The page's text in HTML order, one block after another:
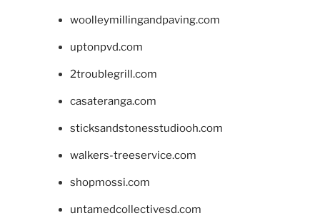
woolleymillingandpaving.com
uptonpvd.com
2troublegrill.com
casateranga.com
sticksandstonesstudiooh.com
walkers-treeservice.com
shopmossi.com
untamedcollectivesd.com